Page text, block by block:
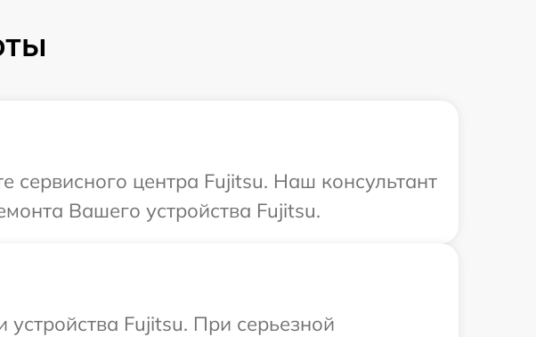
сервисного центра Fujitsu. Наш консультант
Вашего устройства Fujitsu.
Fujitsu. При серьезной